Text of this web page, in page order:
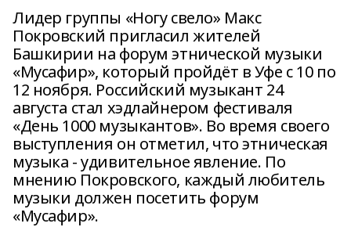
Лидер группы «Ногу свело» Макс
Покровский пригласил жителей
Башкирии на форум этнической музыки
«Мусафир», который пройдёт в Уфе с 10 по
12 ноября. Российский музыкант 24
августа стал хэдлайнером фестиваля
«День 1000 музыкантов». Во время своего
выступления он отметил, что этническая
музыка - удивительное явление. По
мнению Покровского, каждый любитель
музыки должен посетить форум
«Мусафир».